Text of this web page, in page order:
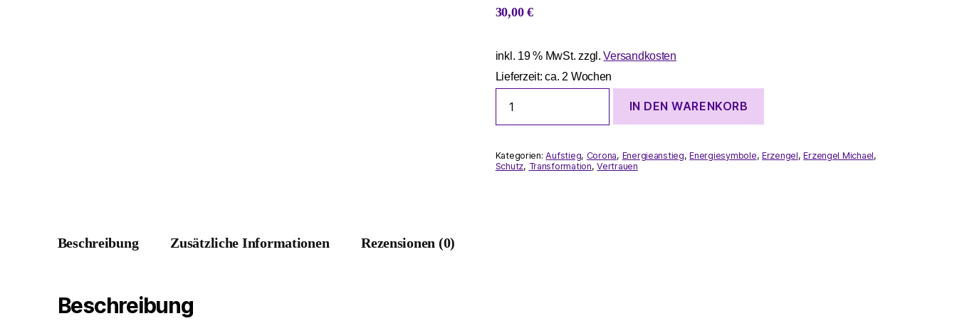
30,00€
inkl. 19 % MwSt. zzgl.Versandkosten
Lieferzeit:ca. 2 Wochen
Michael
-
dich
aus
IN DEN WARENKORB
Kategorien:Aufstieg, Corona, Energieanstieg,Energiesymbole, Erzengel,Erzengel Michael,
Schutz, Transformation,Vertrauen
Beschreibung Zusätzliche Informationen Rezensionen (0)
Beschreibung